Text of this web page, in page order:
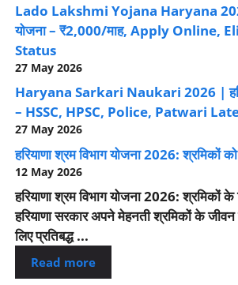
Lado Lakshmi Yojana Haryana
योजना – ₹2,000/माह, Apply Online,
Status
27 May 2026
Haryana Sarkari Naukari 2026 |
– HSSC, HPSC, Police, Patwari
27 May 2026
हरियाणा श्रम विभाग योजना 2026: श्रमिकों
12 May 2026
हरियाणा श्रम विभाग योजना 2026: श्रमिकों
हरियाणा सरकार अपने मेहनती श्रमिकों के
लिए प्रतिबद्ध ...
Read more